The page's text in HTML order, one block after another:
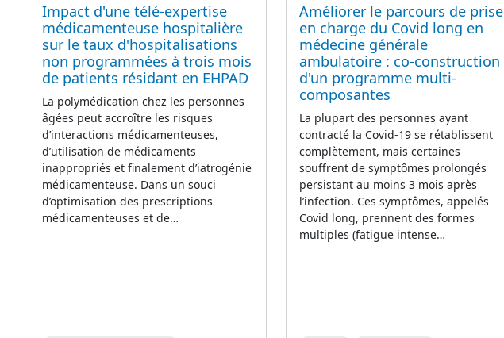
Impact d'une télé-expertise
médicamenteuse hospitalière
sur le taux d'hospitalisations
non programmées à trois mois
de patients résidant en EHPAD
La polymédication chez les personnes
âgées peut accroître les risques
d’interactions médicamenteuses,
d’utilisation de médicaments
inappropriés et finalement d’iatrogénie
médicamenteuse. Dans un souci
d’optimisation des prescriptions
médicamenteuses et de…
Améliorer le parcours de prise
en charge du Covid long en
médecine générale
ambulatoire : co-construction
d'un programme multi-
composantes
La plupart des personnes ayant
contracté la Covid-19 se rétablissent
complètement, mais certaines
souffrent de symptômes prolongés
persistant au moins 3 mois après
l’infection. Ces symptômes, appelés
Covid long, prennent des formes
multiples (fatigue intense…